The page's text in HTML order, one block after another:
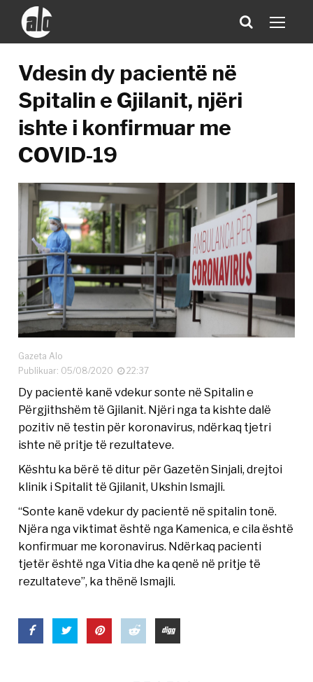
Vdesin dy pacientë në
Spitalin e Gjilanit, njëri
ishte i konfirmuar me
COVID-19
Gazeta Alo
Publikuar: 05/08/2020
22:37
Dy pacientë kanë vdekur sonte në Spitalin e
Përgjithshëm të Gjilanit. Njëri nga ta kishte dalë
pozitiv në testin për koronavirus, ndërkaq tjetri
ishte në pritje të rezultateve.
Kështu ka bërë të ditur për Gazetën Sinjali, drejtoi
klinik i Spitalit të Gjilanit, Ukshin Ismajli.
“Sonte kanë vdekur dy pacientë në spitalin tonë.
Njëra nga viktimat është nga Kamenica, e cila është
konfirmuar me koronavirus. Ndërkaq pacienti
tjetër është nga Vitia dhe ka qenë në pritje të
rezultateve”, ka thënë Ismajli.